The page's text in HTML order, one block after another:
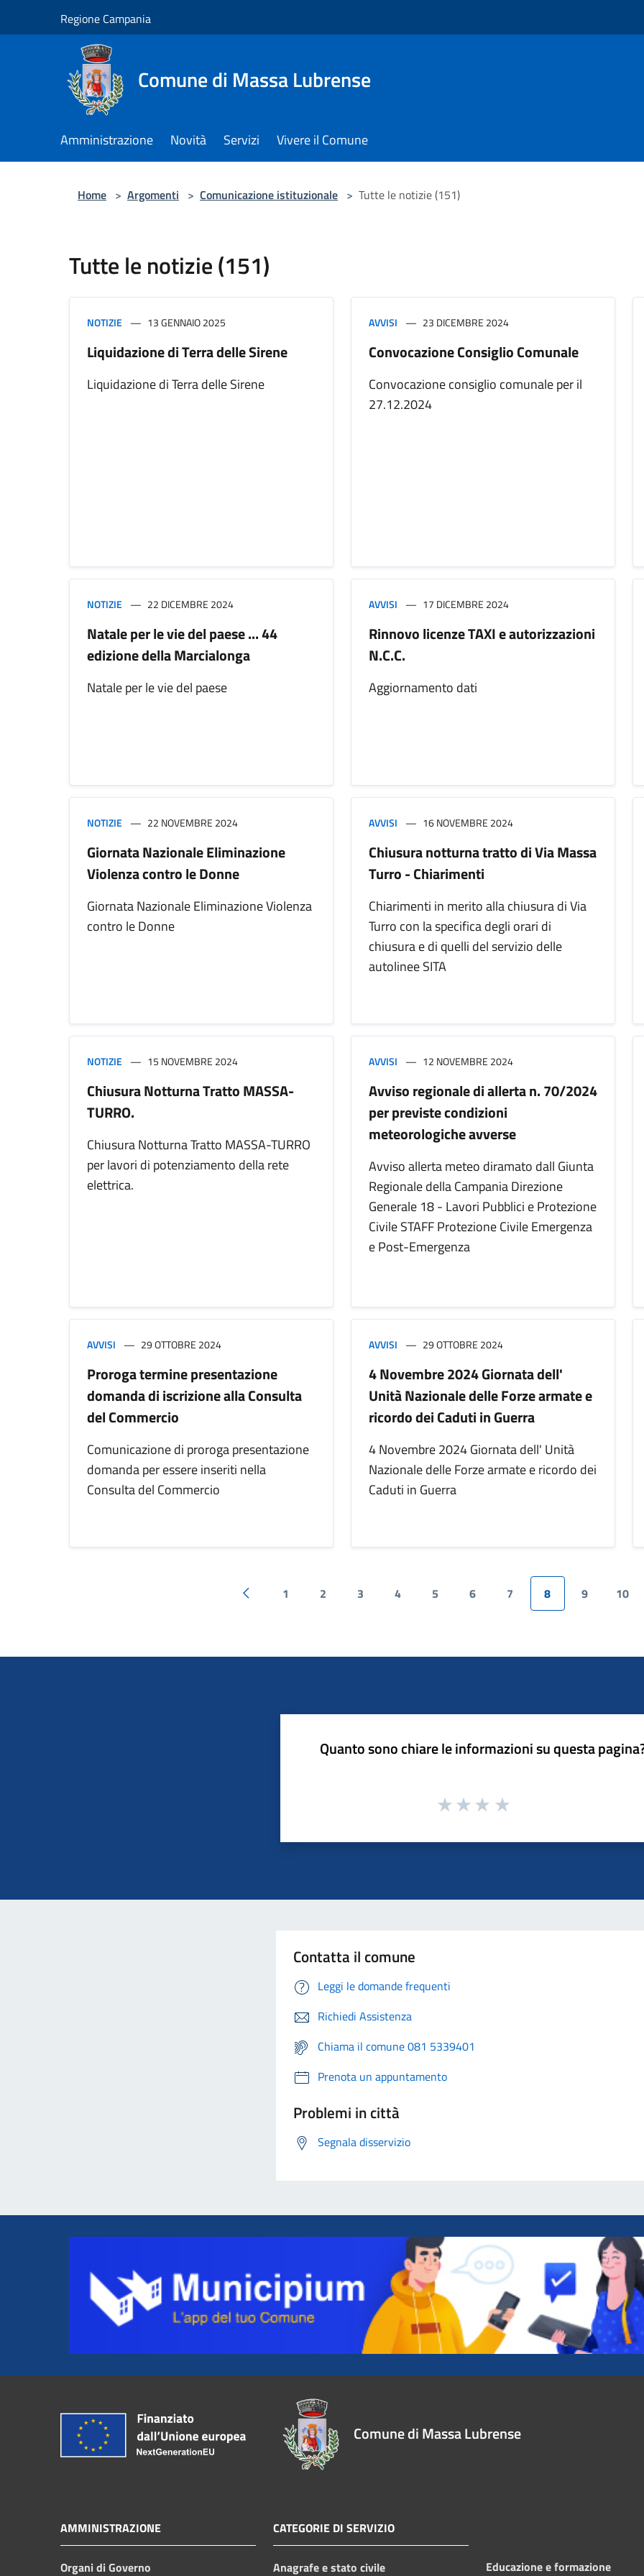
Regione Campania
Comune di Massa Lubrense
Amministrazione Novità Servizi Vivere il Comune
Home > Argomenti > Comunicazione istituzionale > Tutte le notizie (151)
Tutte le notizie (151)
NOTIZIE 13 GENNAIO 2025
Liquidazione di Terra delle Sirene
Liquidazione di Terra delle Sirene
AVVISI 23 DICEMBRE 2024
Convocazione Consiglio Comunale
Convocazione consiglio comunale per il
27.12.2024
NOTIZIE 22 DICEMBRE 2024
Natale per le vie del paese ... 44
edizione della Marcialonga
Natale per le vie del paese
AVVISI 17 DICEMBRE 2024
Rinnovo licenze TAXI e autorizzazioni
N.C.C.
Aggiornamento dati
NOTIZIE 22 NOVEMBRE 2024
Giornata Nazionale Eliminazione
Violenza contro le Donne
Giornata Nazionale Eliminazione Violenza
contro le Donne
AVVISI 16 NOVEMBRE 2024
Chiusura notturna tratto di Via Massa
Turro - Chiarimenti
Chiarimenti in merito alla chiusura di Via
Turro con la specifica degli orari di
chiusura e di quelli del servizio delle
autolinee SITA
NOTIZIE 15 NOVEMBRE 2024
Chiusura Notturna Tratto MASSA-
TURRO.
Chiusura Notturna Tratto MASSA-TURRO
per lavori di potenziamento della rete
elettrica.
AVVISI 12 NOVEMBRE 2024
Avviso regionale di allerta n. 70/2024
per previste condizioni
meteorologiche avverse
Avviso allerta meteo diramato dall Giunta
Regionale della Campania Direzione
Generale 18 - Lavori Pubblici e Protezione
Civile STAFF Protezione Civile Emergenza
e Post-Emergenza
AVVISI 29 OTTOBRE 2024
Proroga termine presentazione
domanda di iscrizione alla Consulta
del Commercio
Comunicazione di proroga presentazione
domanda per essere inseriti nella
Consulta del Commercio
AVVISI 29 OTTOBRE 2024
4 Novembre 2024 Giornata dell'
Unità Nazionale delle Forze armate e
ricordo dei Caduti in Guerra
4 Novembre 2024 Giornata dell' Unità
Nazionale delle Forze armate e ricordo dei
Caduti in Guerra
Pagina precedente
1 2 3 4 5 6 7 8 9 10
Quanto sono chiare le informazioni su questa
Contatta il comune
Leggi le domande frequenti
Richiedi Assistenza
Chiama il comune 081 5339401
Prenota un appuntamento
Problemi in città
Segnala disservizio
Comune di Massa Lubrense
AMMINISTRAZIONE
Organi di Governo
CATEGORIE DI SERVIZIO
Anagrafe e stato civile Educazione e formazione